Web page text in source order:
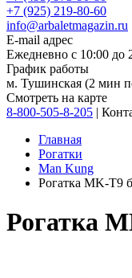
+7 (925) 219-80-60
info@arbaletmagazin.ru
E-mail адрес
Ежедневно с 10:00 до
График работы
м. Тушинская (2 мин
Смотреть на карте
8-800-505-8-205 |
Главная
Рогатки
Man Kung
Рогатка MK-T9
Рогатка